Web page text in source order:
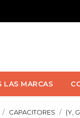
LAS MARCAS
CAPACITORES (Y,